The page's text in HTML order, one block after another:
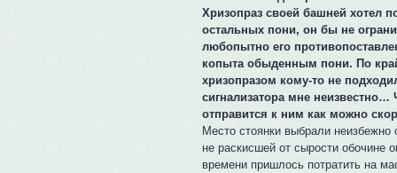
Хризопраз своей башней хотел
остальных пони, он бы не
любопытно его
копыта обыденным пони. По
хризопразом кому-то не
сигнализатора мне
отправится к ним как можно
Место стоянки выбрали
не раскисшей от сырости обочине
времени пришлось потратить на